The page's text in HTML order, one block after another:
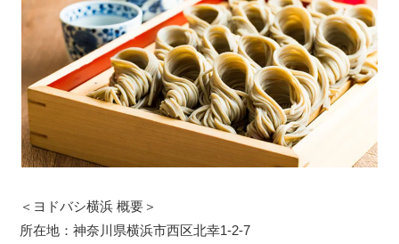
＜ヨドバシ横浜 概要＞
所在地：神奈川県横浜市西区北幸1-2-7